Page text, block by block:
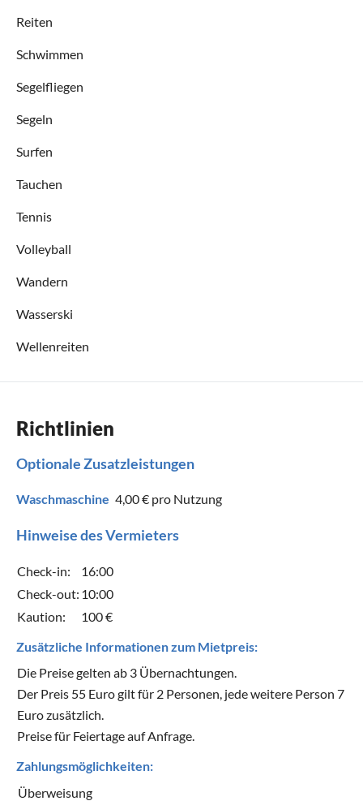
Reiten
Schwimmen
Segelfliegen
Segeln
Surfen
Tauchen
Tennis
Volleyball
Wandern
Wasserski
Wellenreiten
Richtlinien
Optionale Zusatzleistungen
Waschmaschine 4,00 € pro Nutzung
Hinweise des Vermieters
Check-in:
16:00
Check-out: 10:00
Kaution:
100 €
Zusätzliche Informationen zum Mietpreis:
Die Preise gelten ab 3 Übernachtungen.
Der Preis 55 Euro gilt für 2 Personen, jede weitere Person 7
Euro zusätzlich.
Preise für Feiertage auf Anfrage.
Zahlungsmöglichkeiten:
Überweisung